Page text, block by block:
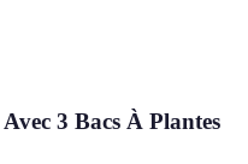
3 Bacs À Plantes